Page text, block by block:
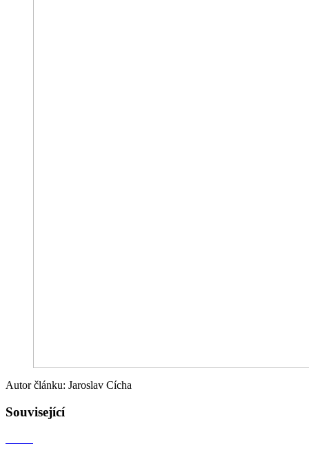
Autor článku: Jaroslav Cícha
Související